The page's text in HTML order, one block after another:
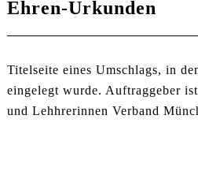
Ehren-Urkunden
Titelseite eines Umschlags, in
eingelegt wurde. Auftraggeber
und Lehhrerinnen Verband